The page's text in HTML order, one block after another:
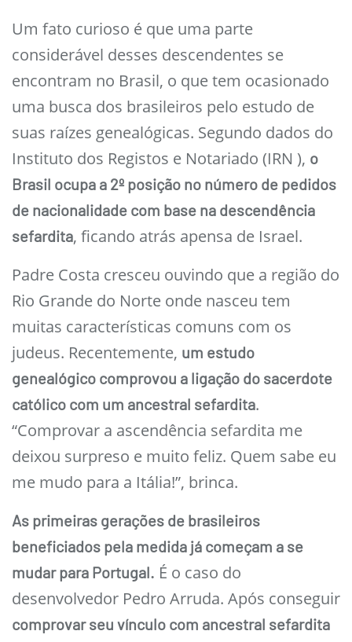
Um fato curioso é que uma parte
considerável desses descendentes se
encontram no Brasil, o que tem ocasionado
uma busca dos brasileiros pelo estudo de
suas raízes genealógicas. Segundo dados do
Instituto dos Registos e Notariado (IRN ), o
Brasil ocupa a 2º posição no número de pedidos
de nacionalidade com base na descendência
sefardita, ficando atrás apensa de Israel.
Padre Costa cresceu ouvindo que a região do
Rio Grande do Norte onde nasceu tem
muitas características comuns com os
judeus. Recentemente, um estudo
genealógico comprovou a ligação do sacerdote
católico com um ancestral sefardita.
“Comprovar a ascendência sefardita me
deixou surpreso e muito feliz. Quem sabe eu
me mudo para a Itália!”, brinca.
As primeiras gerações de brasileiros
beneficiados pela medida já começam a se
mudar para Portugal. É o caso do
desenvolvedor Pedro Arruda. Após conseguir
comprovar seu vínculo com ancestral sefardita